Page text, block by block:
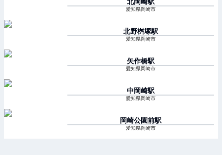
愛知県岡崎市
北野桝塚駅
愛知県岡崎市
矢作橋駅
愛知県岡崎市
中岡崎駅
愛知県岡崎市
岡崎公園前駅
愛知県岡崎市